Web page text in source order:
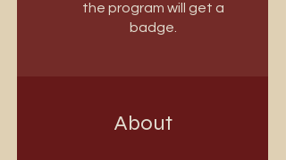
the program will get a
badge.
About